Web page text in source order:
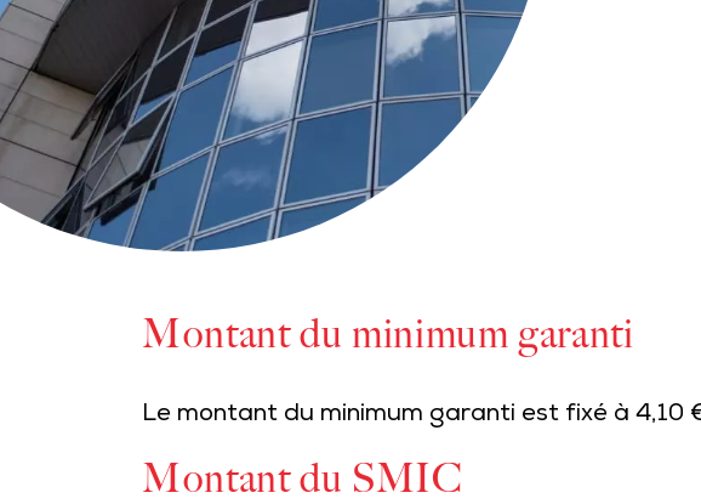
Montant du minimum garanti
Le montant du minimum garanti est fixé à 4,10
Montant du SMIC